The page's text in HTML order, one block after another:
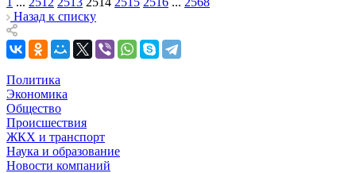
Назад к списку
Политика
Экономика
Общество
Происшествия
ЖКХ и транспорт
Наука и образование
Новости компаний